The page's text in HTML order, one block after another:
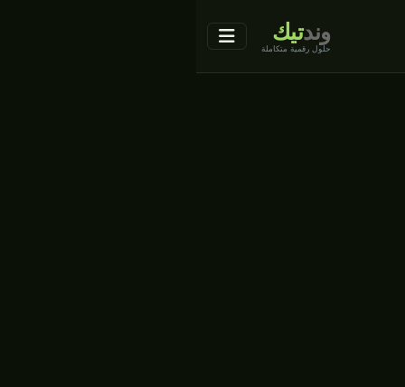
وندتيك
حلول رقمية متكاملة